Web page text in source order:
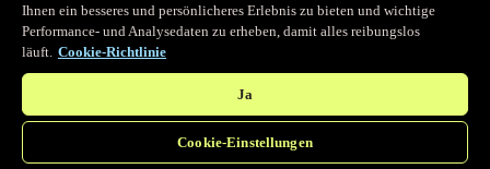
Programmierbarer Cache
Erhalten Sie vollständigen programmatischen Zugriff auf das
legendäre Caching, das unser CDN antreibt.
Ihnen ein besseres und persönlicheres Erlebnis zu bieten und wichtige
Performance- und Analysedaten zu erheben, damit alles reibungslos
läuft. Cookie-Richtlinie
Ja
Cookie-Einstellungen